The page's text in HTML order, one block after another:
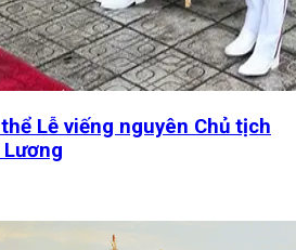
Lễ viếng nguyên Chủ tịch